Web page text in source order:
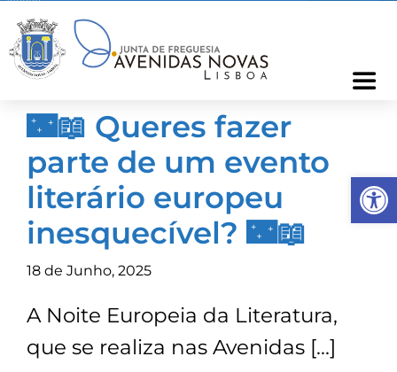
content
Freguesia
Cartão Freguês
Informações
Notícias
Ocorrências
🌃📖 Queres fazer
parte de um evento
literário europeu
inesquecível? 🌃📖
18 de Junho, 2025
A Noite Europeia da Literatura,
que se realiza nas Avenidas […]